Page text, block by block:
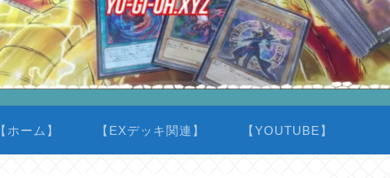
【ホーム】 【EXデッキ関連】 【YOUTUBE】